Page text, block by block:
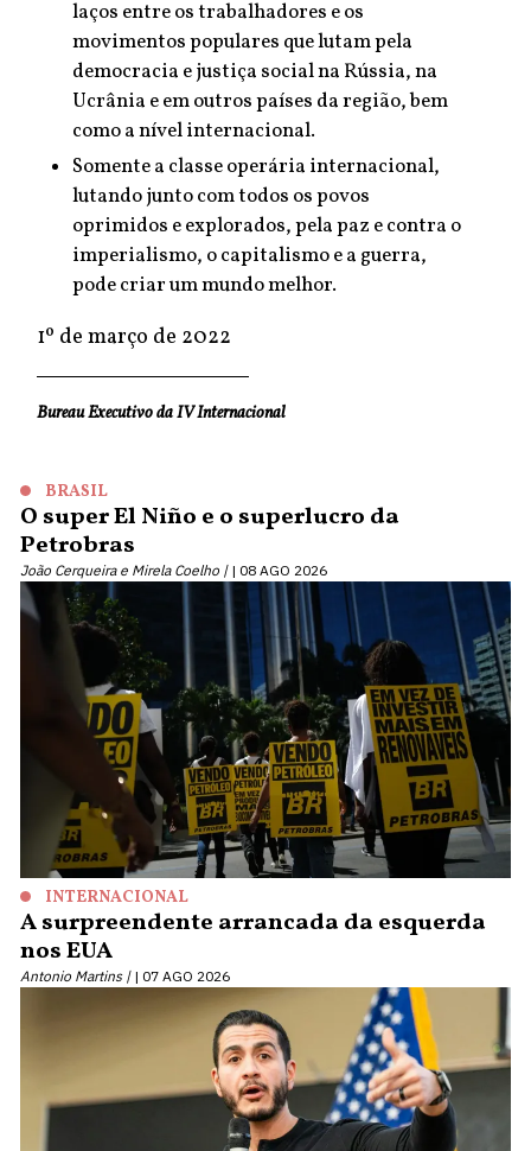
laços entre os trabalhadores e os
movimentos populares que lutam pela
democracia e justiça social na Rússia, na
Ucrânia e em outros países da região, bem
como a nível internacional.
Somente a classe operária internacional,
lutando junto com todos os povos
oprimidos e explorados, pela paz e contra o
imperialismo, o capitalismo e a guerra,
pode criar um mundo melhor.
1º de março de 2022
Bureau Executivo da IV Internacional
BRASIL
O super El Niño e o superlucro da
Petrobras
João Cerqueira e Mirela Coelho | 08 AGO 2026
INTERNACIONAL
A surpreendente arrancada da esquerda
nos EUA
Antonio Martins | 07 AGO 2026